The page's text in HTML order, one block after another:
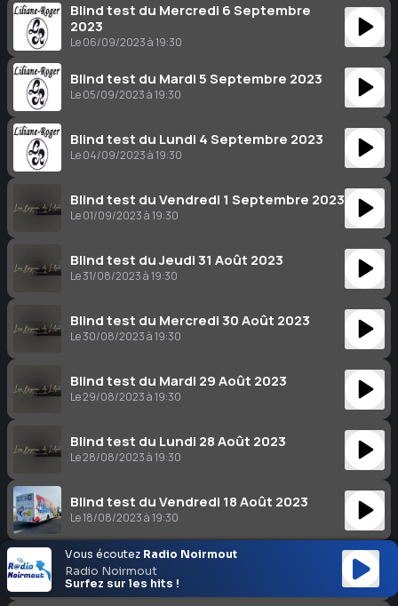
Blind test du Mercredi 6 Septembre
2023
Le 06/09/2023 à 19:30
Blind test du Mardi 5 Septembre 2023
Le 05/09/2023 à 19:30
Blind test du Lundi 4 Septembre 2023
Le 04/09/2023 à 19:30
Blind test du Vendredi 1 Septembre 2023
Le 01/09/2023 à 19:30
Blind test du Jeudi 31 Août 2023
Le 31/08/2023 à 19:30
Blind test du Mercredi 30 Août 2023
Le 30/08/2023 à 19:30
Blind test du Mardi 29 Août 2023
Le 29/08/2023 à 19:30
Blind test du Lundi 28 Août 2023
Le 28/08/2023 à 19:30
Blind test du Vendredi 18 Août 2023
Le 18/08/2023 à 19:30
Blind test du Jeudi 17 Août 2023
Le 17/08/2023 à 19:30
Vous écoutez Radio Noirmout
Radio Noirmout
Surfez sur les hits !